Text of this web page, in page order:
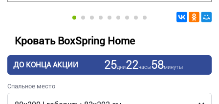
Кровать BoxSpring Home
ДО КОНЦА АКЦИИ 25дни22часы58минуты
Спальное место